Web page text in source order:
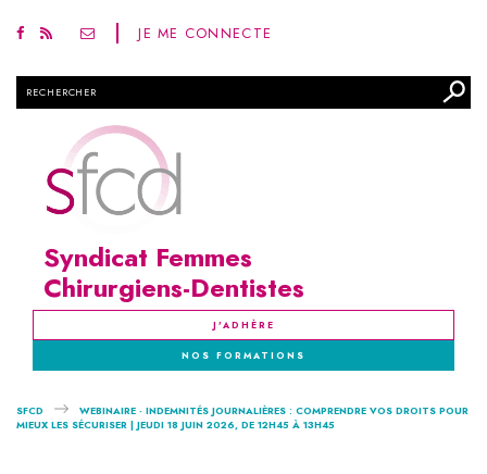
JE ME CONNECTE
Syndicat Femmes
Chirurgiens-Dentistes
J'ADHÈRE
NOS FORMATIONS
SFCD
WEBINAIRE - INDEMNITÉS JOURNALIÈRES : COMPRENDRE VOS DROITS POUR
MIEUX LES SÉCURISER | JEUDI 18 JUIN 2026, DE 12H45 À 13H45